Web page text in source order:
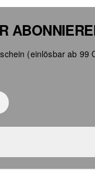
(einlösbar ab 99